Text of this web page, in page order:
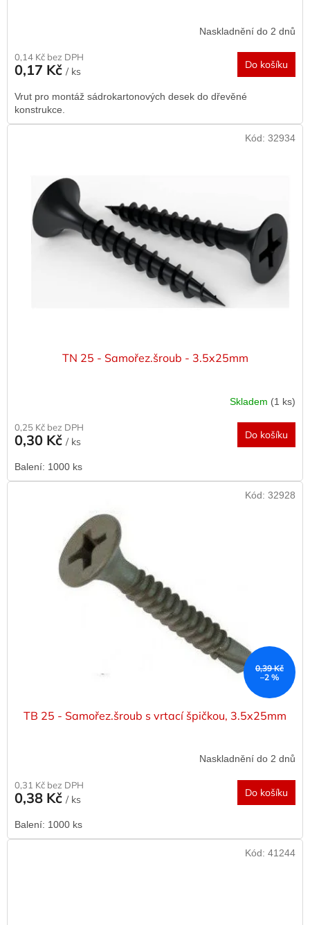
Naskladnění do 2 dnů
0,14 Kč bez DPH
0,17 Kč / ks
Do košíku
Vrut pro montáž sádrokartonových desek do dřevěné
konstrukce.
TN 25 - Samořez.šroub - 3.5x25mm
Skladem (1 ks)
0,25 Kč bez DPH
0,30 Kč / ks
Do košíku
Balení: 1000 ks
Kód: 32934
0,39 Kč
–2 %
TB 25 - Samořez.šroub s vrtací špičkou, 3.5x25mm
Naskladnění do 2 dnů
0,31 Kč bez DPH
0,38 Kč / ks
Do košíku
Balení: 1000 ks
Kód: 32928
Kód: 41244